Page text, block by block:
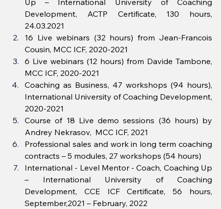
Development, ACTP Certificate, 130 hours,
24.03.2021
16 Live webinars (32 hours) from Jean-Francois
Cousin, MCC ICF, 2020-2021
6 Live webinars (12 hours) from Davide Tambone,
MCC ICF, 2020-2021
Coaching as Business, 47 workshops (94 hours),
International University of Coaching Development,
2020-2021
Course of 18 Live demo sessions (36 hours) by
Andrey Nekrasov,  MCC ICF, 2021
Professional sales and work in long term coaching
contracts – 5 modules, 27 workshops (54 hours)
International - Level Mentor - Coach, Coaching Up
– International University of Coaching
Development, CCE ICF Certificate, 56 hours,
September,2021 – February, 2022